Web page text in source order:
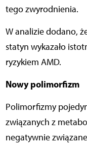
tego zwyrodnienia.
W analizie dodano,
statyn wykazało
ryzykiem AMD.
Nowy polimorfizm
Polimorfizmy
związanych z
negatywnie